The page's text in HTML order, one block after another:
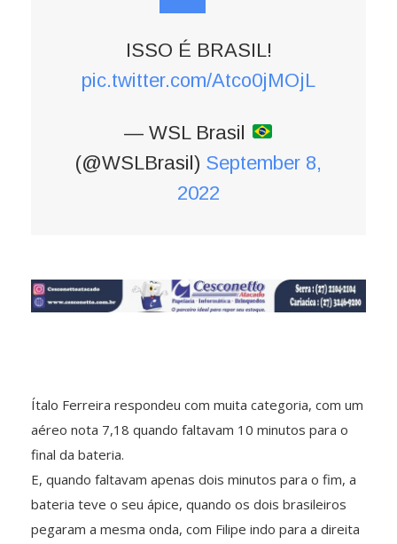
ISSO É BRASIL!
pic.twitter.com/Atco0jMOjL
— WSL Brasil
(@WSLBrasil) September 8,
2022
Ítalo Ferreira respondeu com muita categoria, com um
aéreo nota 7,18 quando faltavam 10 minutos para o
final da bateria.
E, quando faltavam apenas dois minutos para o fim, a
bateria teve o seu ápice, quando os dois brasileiros
pegaram a mesma onda, com Filipe indo para a direita